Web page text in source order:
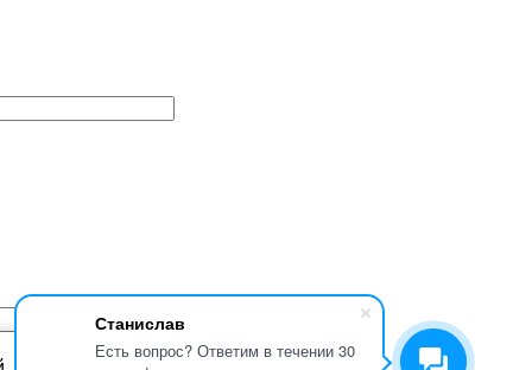
Станислав
Есть вопрос? Ответим в течении 30